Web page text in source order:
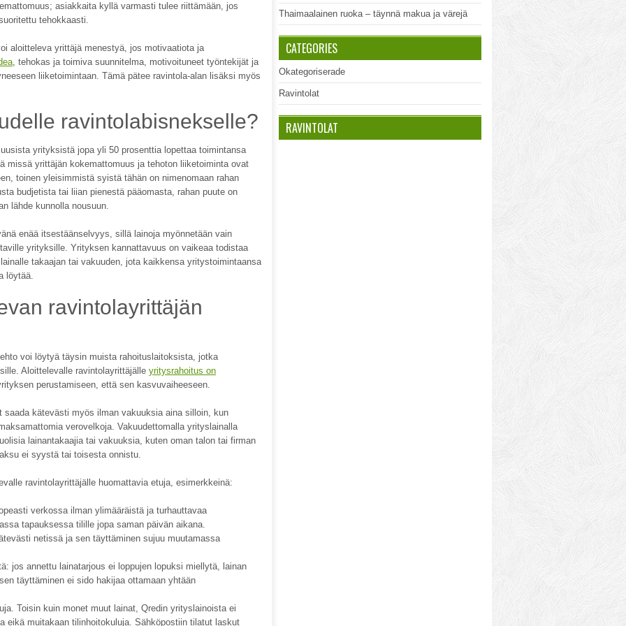
asiakkaita kyllä varmasti tulee riittämään, jos
tehokkaasti.
aloitteleva yrittäjä menestyä, jos motivaatiota ja
, tehokas ja toimiva suunnitelma, motivoituneet työntekijät ja
liiketoimintaan. Tämä pätee ravintola-alan lisäksi myös
ravintolabisnekselle?
yrityksistä jopa yli 50 prosenttia lopettaa toimintansa
missä yrittäjän kokemattomuus ja tehoton liiketoiminta ovat
toinen yleisimmistä syistä tähän on nimenomaan rahan
budjetista tai liian pienestä pääomasta, rahan puute on
lähde kunnolla nousuun.
enää itsestäänselvyys, sillä lainoja myönnetään vain
yrityksille. Yrityksen kannattavuus on vaikeaa todistaa
takaajan tai vakuuden, jota kaikkensa yritystoimintaansa
löytää.
ravintolayrittäjän
voi löytyä täysin muista rahoituslaitoksista, jotka
Aloittelevalle ravintolayrittäjälle yritysrahoitus on
perustamiseen, että sen kasvuvaiheeseen.
kätevästi myös ilman vakuuksia aina silloin, kun
verovelkoja. Vakuudettomalla yrityslainalla
lainantakaajia tai vakuuksia, kuten oman talon tai firman
ei syystä tai toisesta onnistu.
ravintolayrittäjälle huomattavia etuja, esimerkkeinä:
verkossa ilman ylimääräistä ja turhauttavaa
tapauksessa tilille jopa saman päivän aikana.
netissä ja sen täyttäminen sujuu muutamassa
jos annettu lainatarjous ei loppujen lopuksi miellytä, lainan
täyttäminen ei sido hakijaa ottamaan yhtään
Toisin kuin monet muut lainat, Qredin yrityslainoista ei
eikä muitakaan tilinhoitokuluja. Sähköpostiin tilatut laskut
Thaimaalainen ruoka – täynnä makua ja värejä
CATEGORIES
Okategoriserade
Ravintolat
RAVINTOLAT